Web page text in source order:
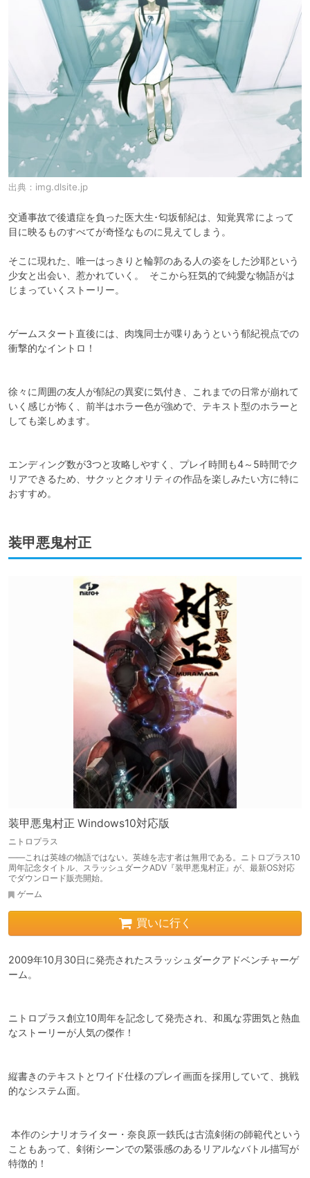
出典： img.dlsite.jp
交通事故で後遺症を負った医大生･匂坂郁紀は、知覚異常によって
目に映るものすべてが奇怪なものに見えてしまう。
そこに現れた、唯一はっきりと輪郭のある人の姿をした沙耶という
少女と出会い、惹かれていく。  そこから狂気的で純愛な物語がは
じまっていくストーリー。
ゲームスタート直後には、肉塊同士が喋りあうという郁紀視点での
衝撃的なイントロ！
徐々に周囲の友人が郁紀の異変に気付き、これまでの日常が崩れて
いく感じが怖く、前半はホラー色が強めで、テキスト型のホラーと
しても楽しめます。
エンディング数が3つと攻略しやすく、プレイ時間も4～5時間でク
リアできるため、サクッとクオリティの作品を楽しみたい方に特に
おすすめ。
装甲悪鬼村正
装甲悪鬼村正 Windows10対応版
ニトロプラス
――これは英雄の物語ではない。英雄を志す者は無用である。ニトロプラス10
周年記念タイトル、スラッシュダークADV『装甲悪鬼村正』が、最新OS対応
でダウンロード販売開始。
ゲーム
買いに行く
2009年10月30日に発売されたスラッシュダークアドベンチャーゲ
ーム。
ニトロプラス創立10周年を記念して発売され、和風な雰囲気と熱血
なストーリーが人気の傑作！
縦書きのテキストとワイド仕様のプレイ画面を採用していて、挑戦
的なシステム面。
こともあって、剣術シーンでの緊張感のあるリアルなバトル描写が